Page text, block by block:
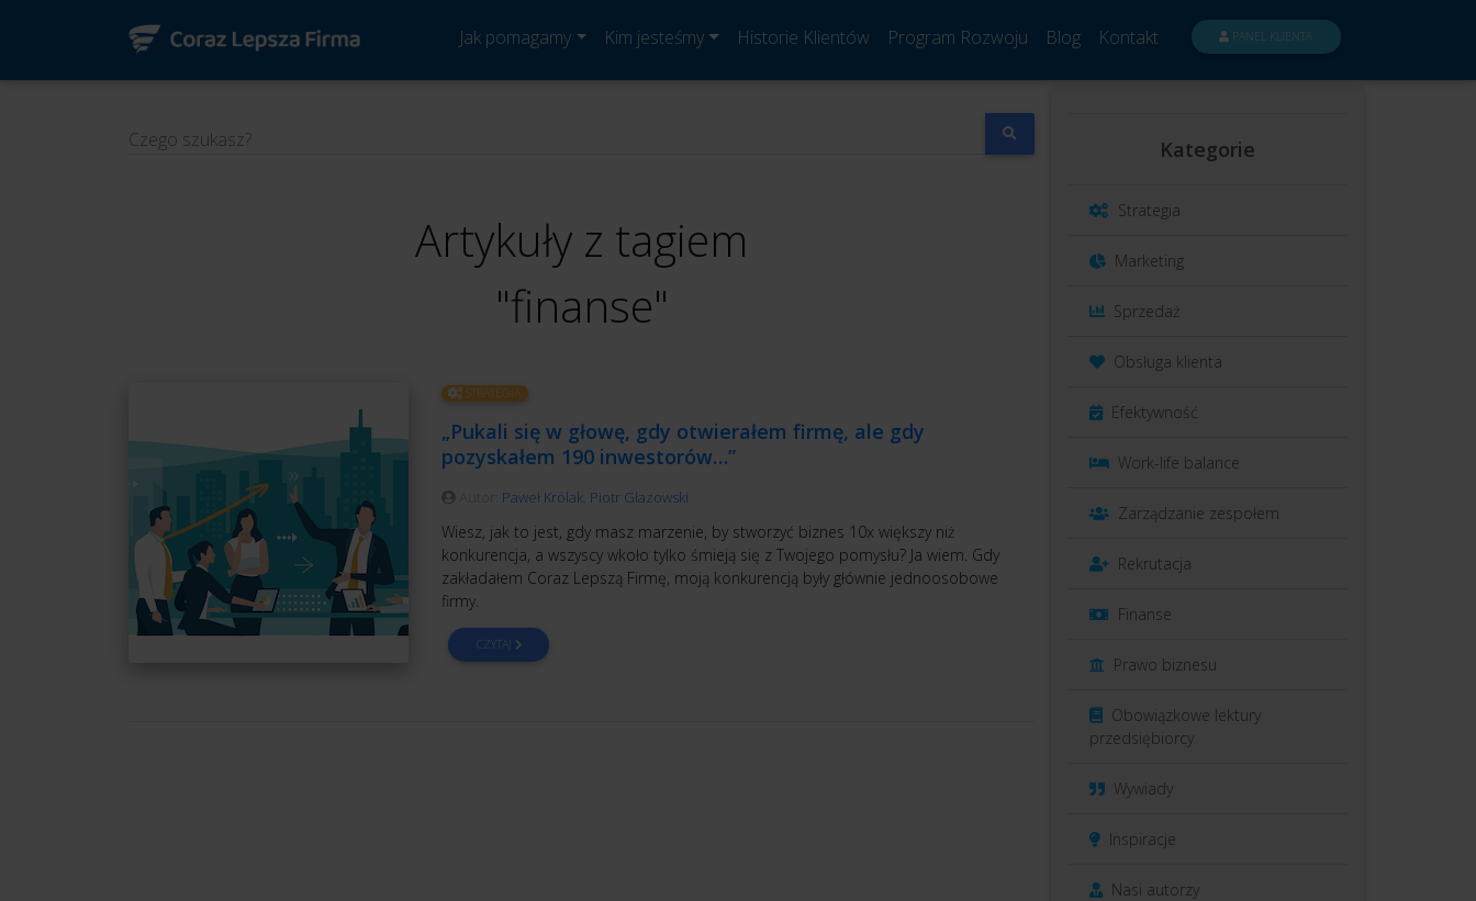
Jak pomagamy Kim jesteśmy Historie Klientów Program Rozwoju Blog Kontakt PANEL KLIENTA
Czego szukasz?
Artykuły z tagiem
"finanse"
STRATEGIA
„Pukali się w głowę, gdy otwierałem firmę, ale gdy
pozyskałem 190 inwestorów…”
Paweł Królak, Piotr Głazowski
Wiesz, jak to jest, gdy masz marzenie, by stworzyć biznes 10x większy niż
konkurencja, a wszyscy wkoło tylko śmieją się z Twojego pomysłu? Ja wiem. Gdy
zakładałem Coraz Lepszą Firmę, moją konkurencją były głównie jednoosobowe
firmy.
CZYTAJ
Kategorie
Strategia
Marketing
Sprzedaż
Obsługa klienta
Efektywność
Work-life balance
Zarządzanie zespołem
Rekrutacja
Finanse
Prawo biznesu
Obowiązkowe lektury
przedsiębiorcy
Wywiady
Inspiracje
Nasi autorzy